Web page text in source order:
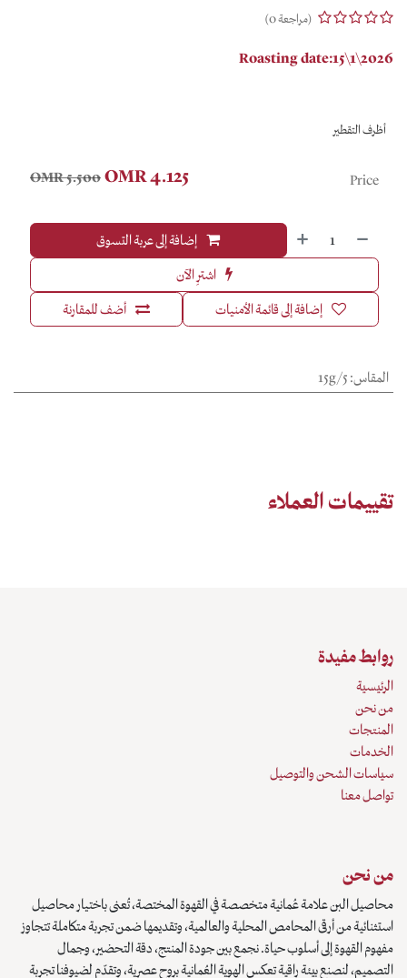
(مراجعة 0)
Roasting date:15\1\2026
أظرف التقطير
إضافة إلى عربة التسوق
اشترِ الآن
أضف للمقارنة إضافة إلى قائمة الأمنيات
Price
4.125
5.500
OMR
المقاس:
15g/5
تقييمات العملاء
روابط مفيدة
الرئيسية
من نحن
المنتجات
الخدمات
سياسات الشحن والتوصيل
تواصل معنا
من نحن
محاصيل البن علامة عُمانية متخصصة في القهوة المختصة، تُعنى باختيار محاصيل
استثنائية من أرقى المحامص المحلية والعالمية، وتقديمها ضمن تجربة متكاملة تتجاوز
مفهوم القهوة إلى أسلوب حياة. نجمع بين جودة المنتج، دقة التحضير، وجمال
التصميم، لنصنع بيئة راقية تعكس الهوية العُمانية بروح عصرية، وتقدّم لضيوفنا تجربة